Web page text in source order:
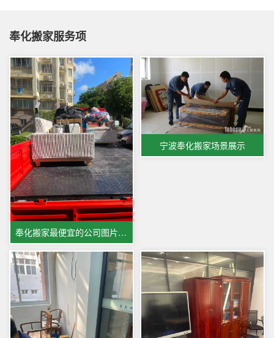
奉化搬家服务项
奉化搬家最便宜的公司图片展示
宁波奉化搬家场景展示